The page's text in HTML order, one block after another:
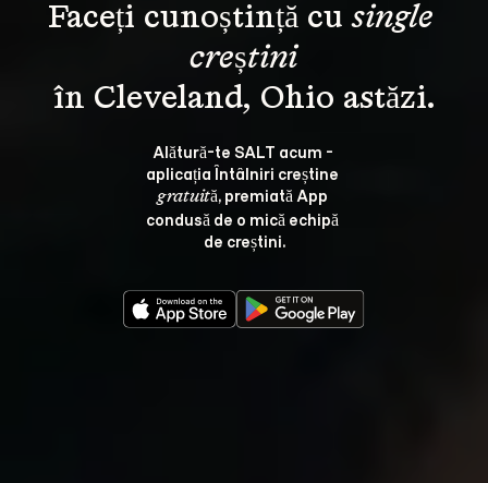
Faceți cunoștință cu single
creștini
Alătură-te SALT acum -
aplicația Întâlniri creștine
gratuită, premiată App
condusă de o mică echipă
de creștini.